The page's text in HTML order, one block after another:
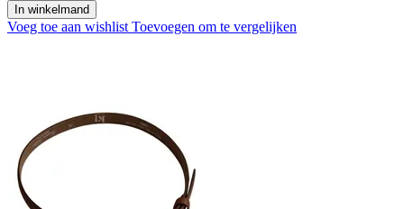
In winkelmand
Voeg toe aan wishlist Toevoegen om te vergelijken